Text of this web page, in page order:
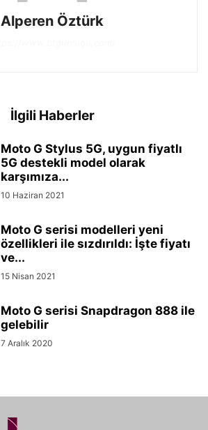
Alperen Öztürk
İlgili Haberler
Moto G Stylus 5G, uygun fiyatlı
5G destekli model olarak
karşımıza...
10 Haziran 2021
Moto G serisi modelleri yeni
özellikleri ile sızdırıldı: İşte fiyatı
ve...
15 Nisan 2021
Moto G serisi Snapdragon 888 ile
gelebilir
7 Aralık 2020